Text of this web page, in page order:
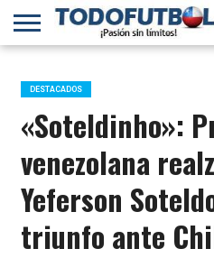
PRIMERA
B
SELECCIÓN
CHILENA
CHILENOS
EN EL
MUNDO
FÚTBOL
INTERNACIONAL
DESTACADOS
«Soteldinho»:
venezolana
Yeferson
triunfo ante